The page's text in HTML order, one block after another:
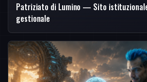
Patriziato di Lumino — Sito
gestionale